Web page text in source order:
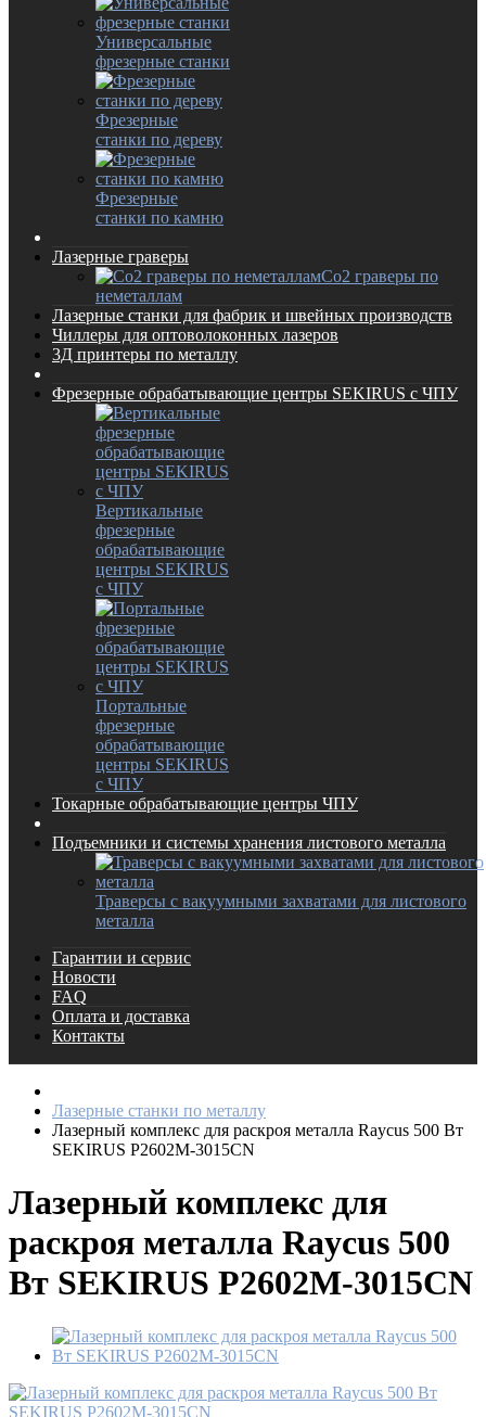
Универсальные
фрезерные станки
Фрезерные
станки по дереву
Фрезерные
станки по камню
Лазерные граверы
Co2 граверы по
неметаллам
Лазерные станки для фабрик и швейных производств
Чиллеры для оптоволоконных лазеров
3Д принтеры по металлу
Фрезерные обрабатывающие центры SEKIRUS с ЧПУ
Вертикальные
фрезерные
обрабатывающие
центры SEKIRUS
с ЧПУ
Портальные
фрезерные
обрабатывающие
центры SEKIRUS
с ЧПУ
Токарные обрабатывающие центры ЧПУ
Подъемники и системы хранения листового металла
Траверсы с вакуумными захватами для листового
металла
Гарантии и сервис
Новости
FAQ
Оплата и доставка
Контакты
Лазерные станки по металлу
Лазерный комплекс для раскроя металла Raycus 500 Вт
SEKIRUS P2602M-3015CN
Лазерный комплекс для
раскроя металла Raycus 500
Вт SEKIRUS P2602M-3015CN